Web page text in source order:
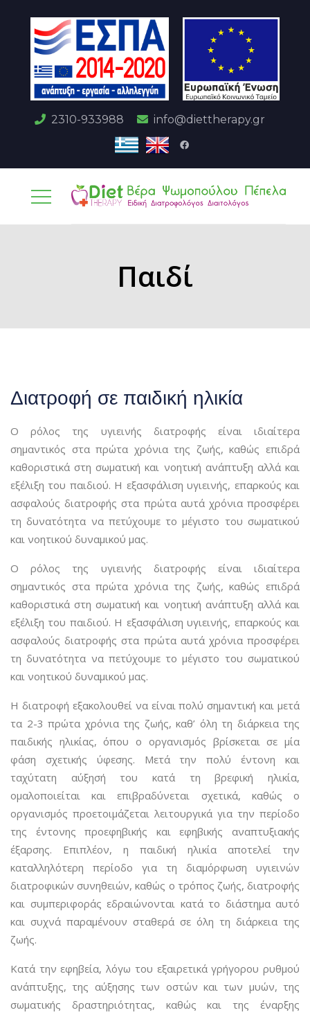
2310-933988 info@diettherapy.gr
Παιδί
Διατροφή σε παιδική ηλικία
Ο ρόλος της υγιεινής διατροφής είναι ιδιαίτερα
σημαντικός στα πρώτα χρόνια της ζωής, καθώς επιδρά
καθοριστικά στη σωματική και νοητική ανάπτυξη αλλά και
εξέλιξη του παιδιού. Η εξασφάλιση υγιεινής, επαρκούς και
ασφαλούς διατροφής στα πρώτα αυτά χρόνια προσφέρει
τη δυνατότητα να πετύχουμε το μέγιστο του σωματικού
και νοητικού δυναμικού μας.
Ο ρόλος της υγιεινής διατροφής είναι ιδιαίτερα
σημαντικός στα πρώτα χρόνια της ζωής, καθώς επιδρά
καθοριστικά στη σωματική και νοητική ανάπτυξη αλλά και
εξέλιξη του παιδιού. Η εξασφάλιση υγιεινής, επαρκούς και
ασφαλούς διατροφής στα πρώτα αυτά χρόνια προσφέρει
τη δυνατότητα να πετύχουμε το μέγιστο του σωματικού
και νοητικού δυναμικού μας.
Η διατροφή εξακολουθεί να είναι πολύ σημαντική και μετά
τα 2-3 πρώτα χρόνια της ζωής, καθ’ όλη τη διάρκεια της
παιδικής ηλικίας, όπου ο οργανισμός βρίσκεται σε μία
φάση σχετικής ύφεσης. Μετά την πολύ έντονη και
ταχύτατη αύξησή του κατά τη βρεφική ηλικία,
ομαλοποιείται και επιβραδύνεται σχετικά, καθώς ο
οργανισμός προετοιμάζεται λειτουργικά για την περίοδο
της έντονης προεφηβικής και εφηβικής αναπτυξιακής
έξαρσης. Επιπλέον, η παιδική ηλικία αποτελεί την
καταλληλότερη περίοδο για τη διαμόρφωση υγιεινών
διατροφικών συνηθειών, καθώς ο τρόπος ζωής, διατροφής
και συμπεριφοράς εδραιώνονται κατά το διάστημα αυτό
και συχνά παραμένουν σταθερά σε όλη τη διάρκεια της
ζωής.
Κατά την εφηβεία, λόγω του εξαιρετικά γρήγορου ρυθμού
ανάπτυξης, της αύξησης των οστών και των μυών, της
σωματικής δραστηριότητας, καθώς και της έναρξης